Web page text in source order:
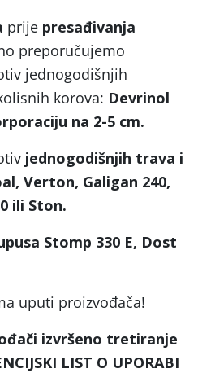
prije presađivanja
preporučujemo
jednogodišnjih
korova: Devrinol
na 2-5 cm.
jednogodišnjih trava i
Verton, Galigan 240,
ili Ston.
Stomp 330 E, Dost
uputi proizvođača!
izvršeno tretiranje
LIST O UPORABI